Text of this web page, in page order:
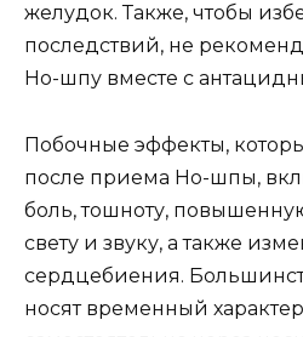
желудок. Также, чтобы
последствий, не
Но-шпу вместе с
Побочные эффекты,
после приема Но-шпы,
боль, тошноту,
свету и звуку, а также
сердцебиения.
носят временный